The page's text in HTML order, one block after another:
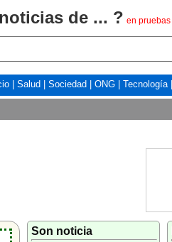
de ... ? en pruebas
Salud Sociedad ONG Tecnología|
Son noticia